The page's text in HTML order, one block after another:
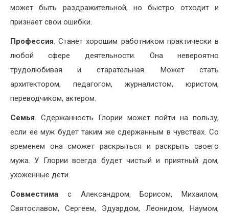
может быть раздражительной, но быстро отходит и
признает свои ошибки.
Профессия. Станет хорошим работником практически в
любой сфере деятельности. Она невероятно
трудолюбивая и старательная. Может стать
архитектором, педагогом, журналистом, юристом,
переводчиком, актером.
Семья. Сдержанность Глории может пойти на пользу,
если ее муж будет таким же сдержанным в чувствах. Со
временем она сможет раскрыться и раскрыть своего
мужа. У Глории всегда будет чистый и приятный дом,
ухоженные дети.
Совместима с Александром, Борисом, Михаилом,
Святославом, Сергеем, Эдуардом, Леонидом, Наумом,